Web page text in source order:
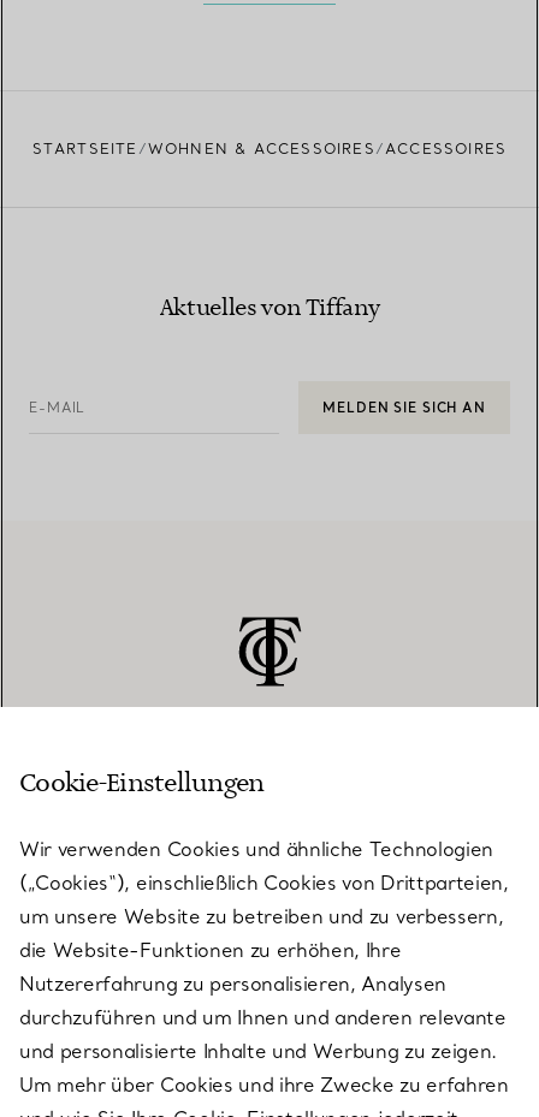
STARTSEITE WOHNEN & ACCESSOIRES ACCESSOIRES
Aktuelles von Tiffany
E-MAIL MELDEN SIE SICH AN
KUNDENSERVICE
SERVICES
ÜBER TIFFANY & CO.
RECHTLICHE HINWEISE
Cookie-Einstellungen
Wir verwenden Cookies und ähnliche Technologien
(„Cookies“), einschließlich Cookies von Drittparteien,
um unsere Website zu betreiben und zu verbessern,
die Website-Funktionen zu erhöhen, Ihre
Nutzererfahrung zu personalisieren, Analysen
durchzuführen und um Ihnen und anderen relevante
und personalisierte Inhalte und Werbung zu zeigen.
Um mehr über Cookies und ihre Zwecke zu erfahren